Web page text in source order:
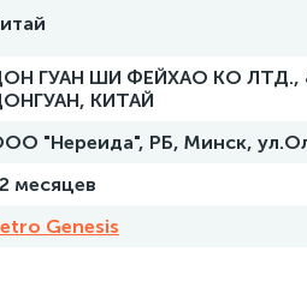
ГУАН ШИ ФЕЙХАО КО
КИТАЙ
"Нереида", РБ, Минск,
месяцев
Genesis